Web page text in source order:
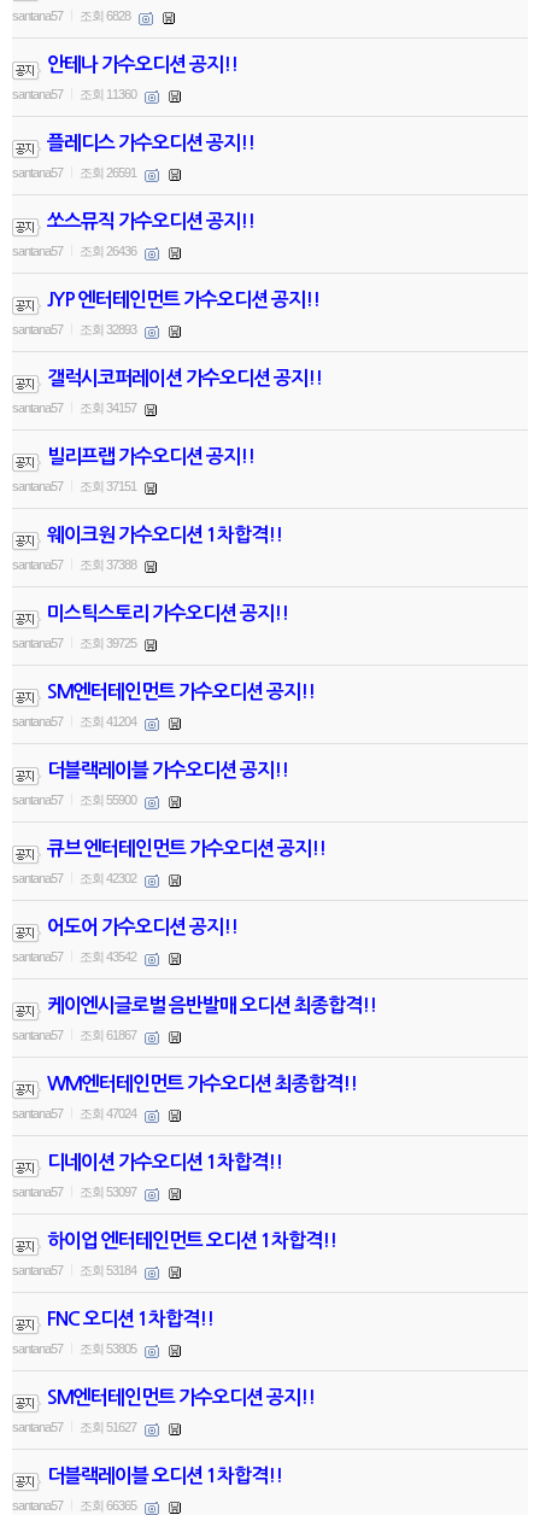
santana57 조회 6828
안테나 가수오디션 공지!!
santana57 조회 11360
플레디스 가수오디션 공지!!
santana57 조회 26591
쏘스뮤직 가수오디션 공지!!
santana57 조회 26436
JYP 엔터테인먼트 가수오디션 공지!!
santana57 조회 32893
갤럭시코퍼레이션 가수오디션 공지!!
santana57 조회 34157
빌리프랩 가수오디션 공지!!
santana57 조회 37151
웨이크원 가수오디션 1차합격!!
santana57 조회 37388
미스틱스토리 가수오디션 공지!!
santana57 조회 39725
SM엔터테인먼트 가수오디션 공지!!
santana57 조회 41204
더블랙레이블 가수오디션 공지!!
santana57 조회 55900
큐브 엔터테인먼트 가수오디션 공지!!
santana57 조회 42302
어도어 가수오디션 공지!!
santana57 조회 43542
케이엔시글로벌 음반발매 오디션 최종합격!!
santana57 조회 61867
WM엔터테인먼트 가수오디션 최종합격!!
santana57 조회 47024
디네이션 가수오디션 1차합격!!
santana57 조회 53097
하이업 엔터테인먼트 오디션 1차합격!!
santana57 조회 53184
FNC 오디션 1차합격!!
santana57 조회 53805
SM엔터테인먼트 가수오디션 공지!!
santana57 조회 51627
더블랙레이블 오디션 1차합격!!
santana57 조회 66365